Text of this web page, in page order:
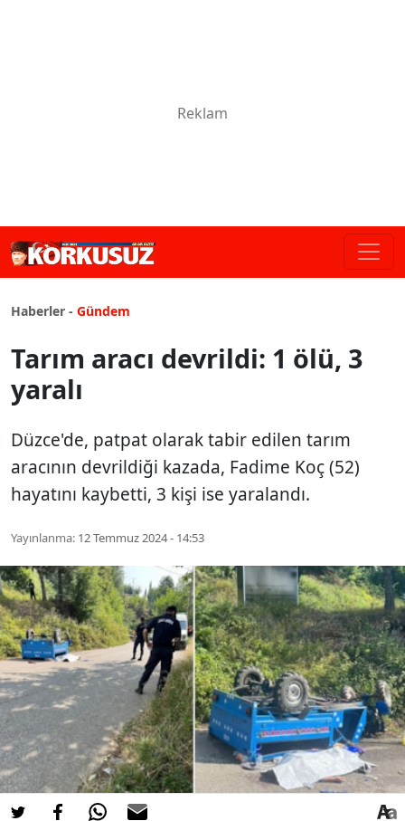
Haberler - Gündem
Tarım aracı devrildi: 1 ölü, 3
yaralı
Düzce'de, patpat olarak tabir edilen tarım
aracının devrildiği kazada, Fadime Koç (52)
hayatını kaybetti, 3 kişi ise yaralandı.
Yayınlanma: 12 Temmuz 2024 - 14:53